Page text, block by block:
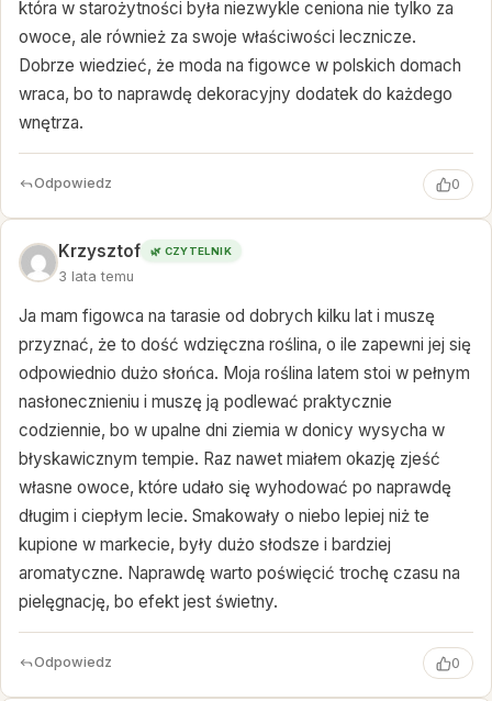
która w starożytności była niezwykle ceniona nie tylko za
owoce, ale również za swoje właściwości lecznicze.
Dobrze wiedzieć, że moda na figowce w polskich domach
wraca, bo to naprawdę dekoracyjny dodatek do każdego
wnętrza.
Odpowiedz 0
Krzysztof 🌿 CZYTELNIK
3 lata temu
Ja mam figowca na tarasie od dobrych kilku lat i muszę
przyznać, że to dość wdzięczna roślina, o ile zapewni jej się
odpowiednio dużo słońca. Moja roślina latem stoi w pełnym
nasłonecznieniu i muszę ją podlewać praktycznie
codziennie, bo w upalne dni ziemia w donicy wysycha w
błyskawicznym tempie. Raz nawet miałem okazję zjeść
własne owoce, które udało się wyhodować po naprawdę
długim i ciepłym lecie. Smakowały o niebo lepiej niż te
kupione w markecie, były dużo słodsze i bardziej
aromatyczne. Naprawdę warto poświęcić trochę czasu na
pielęgnację, bo efekt jest świetny.
Odpowiedz 0